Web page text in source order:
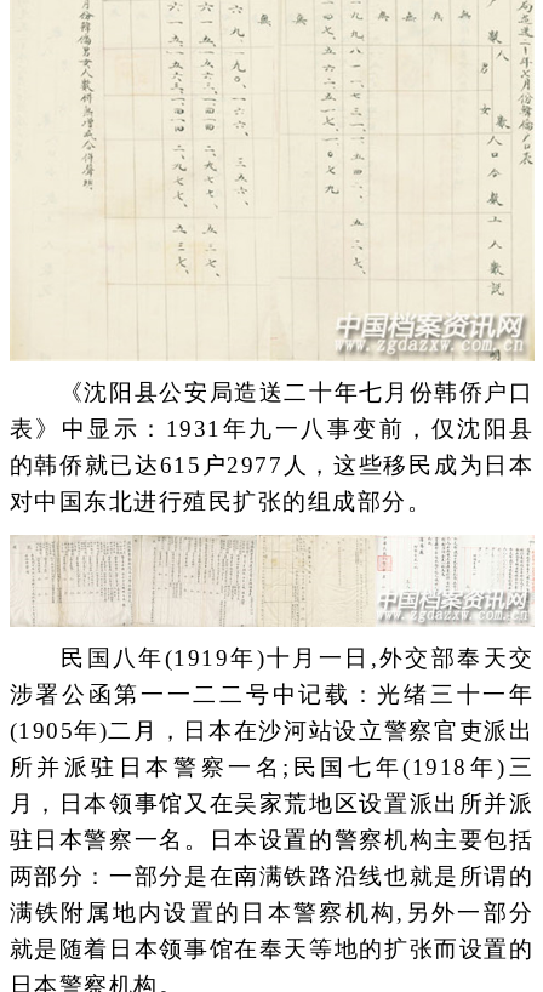
《沈阳县公安局造送二十年七月份韩侨户口
表》中显示：1931年九一八事变前，仅沈阳县
的韩侨就已达615户2977人，这些移民成为日本
对中国东北进行殖民扩张的组成部分。
民国八年(1919年)十月一日,外交部奉天交
涉署公函第一一二二号中记载：光绪三十一年
(1905年)二月，日本在沙河站设立警察官吏派出
所并派驻日本警察一名;民国七年(1918年)三
月，日本领事馆又在吴家荒地区设置派出所并派
驻日本警察一名。日本设置的警察机构主要包括
两部分：一部分是在南满铁路沿线也就是所谓的
满铁附属地内设置的日本警察机构,另外一部分
就是随着日本领事馆在奉天等地的扩张而设置的
日本警察机构。